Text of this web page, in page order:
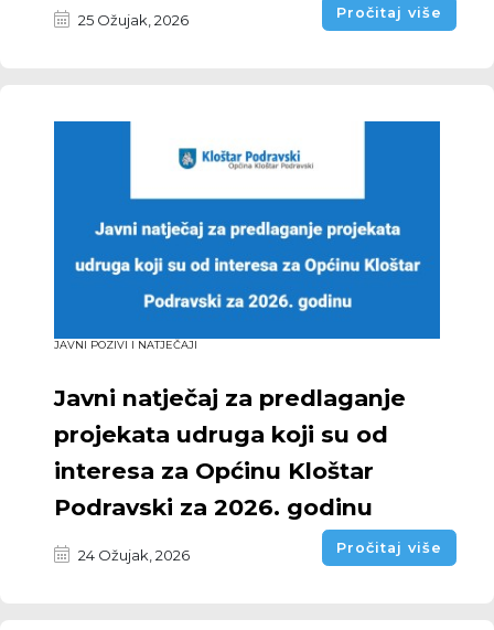
25 Ožujak, 2026 Pročitaj više
JAVNI POZIVI I NATJEČAJI
Javni natječaj za predlaganje
projekata udruga koji su od
interesa za Općinu Kloštar
Podravski za 2026. godinu
24 Ožujak, 2026 Pročitaj više